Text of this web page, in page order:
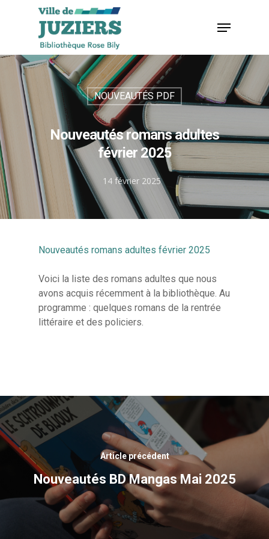
Hit enter to search or ESC to close
NOUVEAUTÉS PDF
Nouveautés romans adultes
février 2025
14 février 2025
Nouveautés romans adultes février 2025
Voici la liste des romans adultes que nous
avons acquis récemment à la bibliothèque. Au
programme : quelques romans de la rentrée
littéraire et des policiers.
Article précédent
Nouveautés BD Mangas Mai 2025